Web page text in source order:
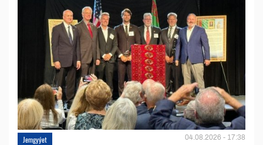
Jemgyýet 04.08.2026 - 17:38